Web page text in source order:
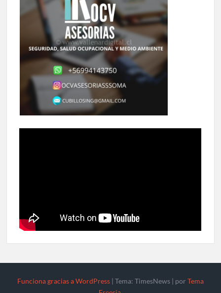
Funciona gracias a WordPress | Tema: TimesNews | por Tema